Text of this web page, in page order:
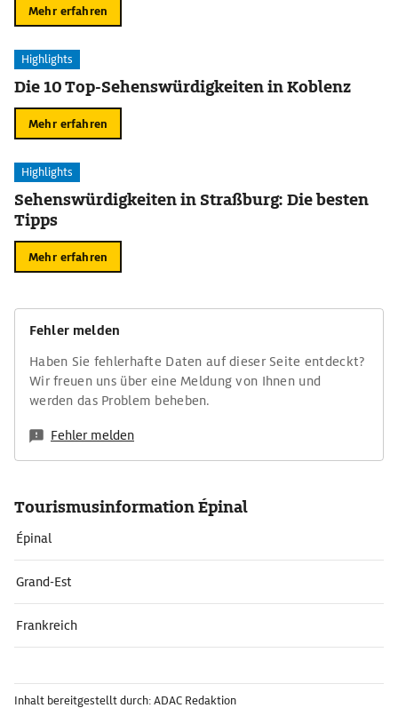
Mehr erfahren
Highlights
Die 10 Top-Sehenswürdigkeiten in Koblenz
Mehr erfahren
Highlights
Sehenswürdigkeiten in Straßburg: Die besten
Tipps
Mehr erfahren
Fehler melden
Haben Sie fehlerhafte Daten auf dieser Seite entdeckt?
Wir freuen uns über eine Meldung von Ihnen und
werden das Problem beheben.
Fehler melden
Tourismusinformation Épinal
Épinal
Grand-Est
Frankreich
Inhalt bereitgestellt durch: ADAC Redaktion